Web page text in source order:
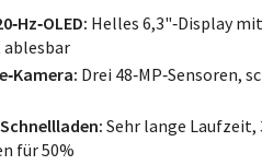
Helles 6,3"‑Display
Drei 48‑MP‑Sensoren,
Sehr lange Laufzeit,
für 50%